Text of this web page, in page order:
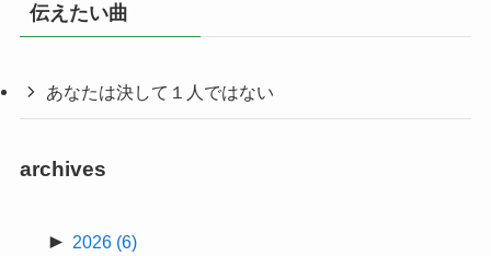
伝えたい曲
あなたは決して１人ではない
archives
► 2026 (6)